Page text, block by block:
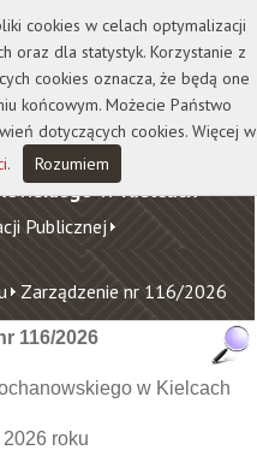
Wydawnictwo
w Kielcach
Publicznej
Zarządzenie nr 116/2026
116/2026
w Kielcach
roku
cookies w celach optymalizacji
oraz dla statystyk. Korzystanie z
cookies oznacza, że będą one
końcowym. Możecie Państwo
dotyczących cookies. Więcej w
. Rozumiem